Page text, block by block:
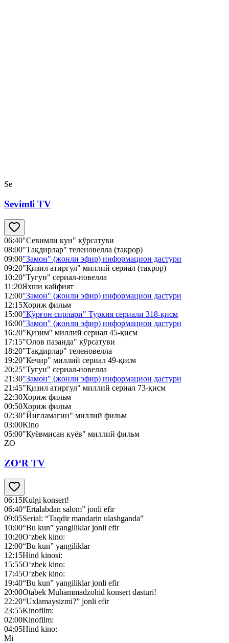
Se
Sevimli TV
06:40"Севимли кун" кўрсатуви
08:00"Тақдирлар" теленовелла (такрор)
09:00"Замон" (жонли эфир) информацион дастури
09:20"Қизил атиргул" миллий сериал (такрор)
10:20"Тугун" сериал-новелла
11:20Яхши кайфият
12:00"Замон" (жонли эфир) информацион дастури
12:15Хориж фильм
15:00"Қўрғон сирлари" Туркия сериали 318-қисм
16:00"Замон" (жонли эфир) информацион дастури
16:20"Қизим" миллий сериал 45-қисм
17:15"Олов пазанда" кўрсатуви
18:20"Тақдирлар" теленовелла
19:20"Кечир" миллий сериал 49-қисм
20:25"Тугун" сериал-новелла
21:30"Замон" (жонли эфир) информацион дастури
21:45"Қизил атиргул" миллий сериал 73-қисм
22:30Хориж фильм
00:50Хориж фильм
02:30"Йиғламагин" миллий фильм
03:00Kino
05:00"Куёвмисан куёв" миллий фильм
ZO
ZO‘R TV
06:15Kulgi konsert!
06:40“Ertalabdan salom” jonli efir
09:05Serial: “Taqdir mandarin ulashganda”
10:00“Bu kun” yangiliklar jonli efir
10:20O‘zbek kino:
12:00“Bu kun” yangiliklar
12:15Hind kinosi:
15:55O‘zbek kino:
17:45O‘zbek kino:
19:40“Bu kun” yangiliklar jonli efir
20:00Otabek Muhammadzohid konsert dasturi!
22:20“Uxlamaysizmi?” jonli efir
23:55Kinofilm:
02:00Kinofilm:
04:05Hind kino:
Mi